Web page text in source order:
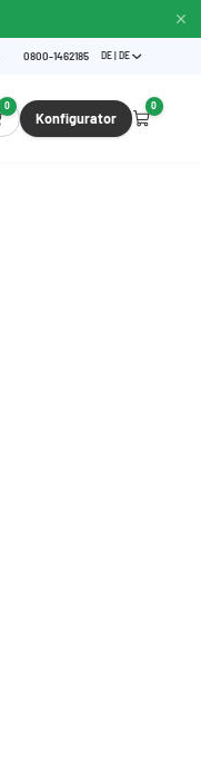
0800-1462185 DE | DE
0
Konfigurator
0